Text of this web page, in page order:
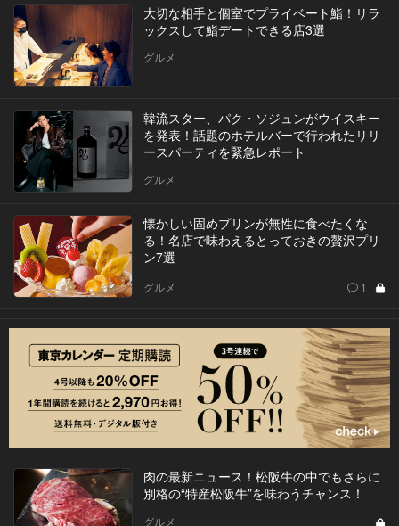
大切な相手と個室でプライベート鮨！リラ
ックスして鮨デートできる店3選
グルメ
韓流スター、パク・ソジュンがウイスキー
を発表！話題のホテルバーで行われたリリ
ースパーティを緊急レポート
グルメ
懐かしい固めプリンが無性に食べたくな
る！名店で味わえるとっておきの贅沢プリ
ン7選
グルメ 1
肉の最新ニュース！松阪牛の中でもさらに
別格の“特産松阪牛”を味わうチャンス！
グルメ